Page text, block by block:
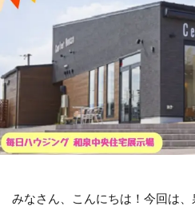
みなさん、こんにちは！今回は